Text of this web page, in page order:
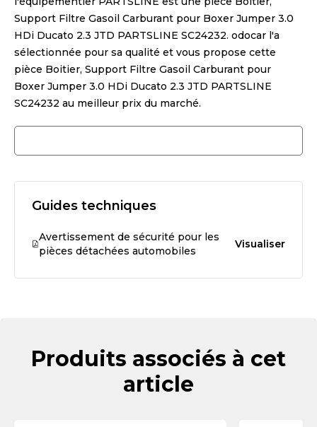
Support Filtre Gasoil Carburant pour Boxer Jumper 3.0
HDi Ducato 2.3 JTD PARTSLINE SC24232. odocar l'a
sélectionnée pour sa qualité et vous propose cette
pièce Boitier, Support Filtre Gasoil Carburant pour
Boxer Jumper 3.0 HDi Ducato 2.3 JTD PARTSLINE
SC24232 au meilleur prix du marché.
Guides techniques
Avertissement de sécurité pour les
pièces détachées automobiles
Visualiser
Produits associés à cet
article